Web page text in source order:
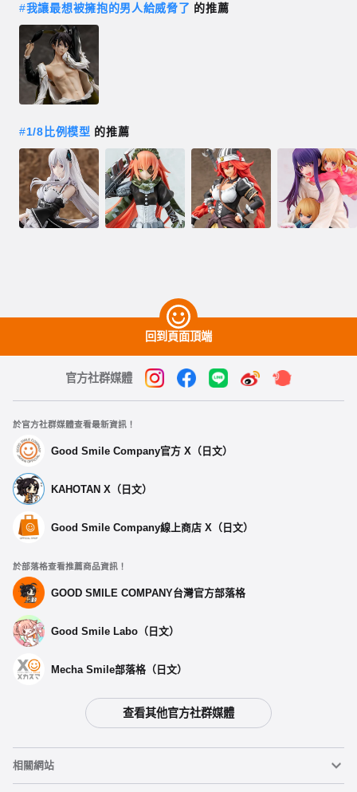
#我讓最想被擁抱的男人給威脅了 的推薦
#1/8比例模型 的推薦
回到頁面頂端
官方社群媒體
於官方社群媒體查看最新資訊！
Good Smile Company官方 X（日文）
KAHOTAN X（日文）
Good Smile Company線上商店 X（日文）
於部落格查看推薦商品資訊！
GOOD SMILE COMPANY台灣官方部落格
Good Smile Labo（日文）
Mecha Smile部落格（日文）
查看其他官方社群媒體
相關網站